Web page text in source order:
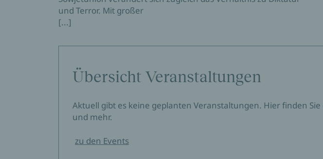
und Terror. Mit großer
[...]
Übersicht Veranstaltungen
Aktuell gibt es keine geplanten Veranstaltungen. Hier finden
und mehr.
zu den Events